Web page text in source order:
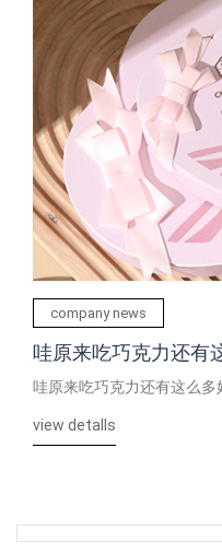
company news
哇原来吃巧克力还有
吧！
哇原来吃巧克力还有这么多
view detalls